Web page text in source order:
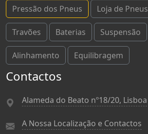
Pressão dos Pneus Loja de Pneus
Travões Baterias Suspensão
Alinhamento Equilibragem
Contactos
Alameda do Beato nº18/20, Lisboa
A Nossa Localização e Contactos